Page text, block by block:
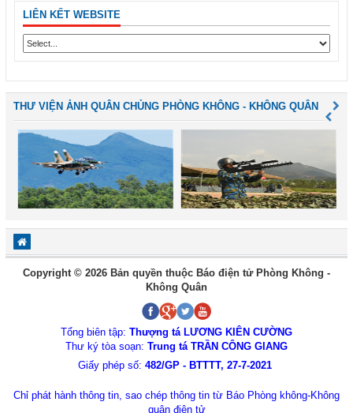
LIÊN KẾT WEBSITE
THƯ VIỆN ẢNH QUÂN CHỦNG PHÒNG KHÔNG - KHÔNG QUÂN
Copyright © 2026 Bản quyền thuộc Báo điện tử Phòng Không -
Không Quân
Tổng biên tập: Thượng tá LƯƠNG KIÊN CƯỜNG
Thư ký tòa soạn: Trung tá TRẦN CÔNG GIANG
Giấy phép số: 482/GP - BTTTT, 27-7-2021
Chỉ phát hành thông tin, sao chép thông tin từ Báo Phòng không-Không
quân điện tử